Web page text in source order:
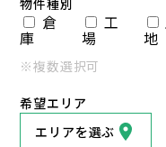
物件種別
倉
庫
工
場 地
※複数選択可
希望エリア
エリアを選ぶ